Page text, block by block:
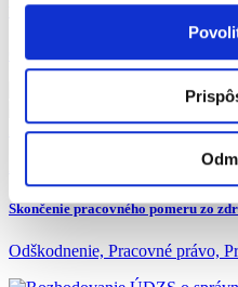
Výtlky na cestách
Odškodnenie, Právna poradňa
Zobraziť
Skončenie pracovného pomeru zo
Odškodnenie, Pracovné právo,